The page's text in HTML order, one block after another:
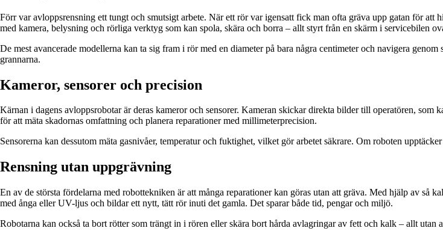
Förr var avloppsrensning ett tungt och smutsigt arbete. När ett rör var igensatt fick man ofta gräva upp gatan för
med kamera, belysning och rörliga verktyg som kan spola, skära och borra – allt styrt från en skärm i servicebilen
De mest avancerade modellerna kan ta sig fram i rör med en diameter på bara några centimeter och navigera
grannarna.
Kameror, sensorer och precision
Kärnan i dagens avloppsrobotar är deras kameror och sensorer. Kameran skickar direkta bilder till operatören,
för att mäta skadornas omfattning och planera reparationer med millimeterprecision.
Sensorerna kan dessutom mäta gasnivåer, temperatur och fuktighet, vilket gör arbetet säkrare. Om roboten
Rensning utan uppgrävning
En av de största fördelarna med robottekniken är att många reparationer kan göras utan att gräva. Med hjälp av så
med ånga eller UV-ljus och bildar ett nytt, tätt rör inuti det gamla. Det sparar både tid, pengar och miljö.
Robotarna kan också ta bort rötter som trängt in i rören eller skära bort hårda avlagringar av fett och kalk – allt utan